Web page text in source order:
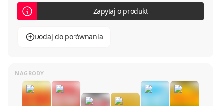
Zapytaj o produkt
Dodaj do porównania